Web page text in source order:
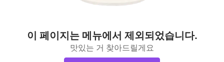
이 페이지는 메뉴에서 제외되었습니다.
맛있는 거 찾아드릴게요